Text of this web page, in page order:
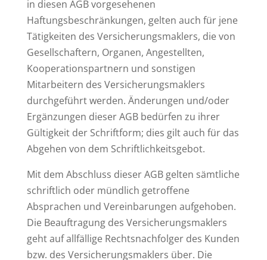
in diesen AGB vorgesehenen
Haftungsbeschränkungen, gelten auch für jene
Tätigkeiten des Versicherungsmaklers, die von
Gesellschaftern, Organen, Angestellten,
Kooperationspartnern und sonstigen
Mitarbeitern des Versicherungsmaklers
durchgeführt werden. Änderungen und/oder
Ergänzungen dieser AGB bedürfen zu ihrer
Gültigkeit der Schriftform; dies gilt auch für das
Abgehen von dem Schriftlichkeitsgebot.
Mit dem Abschluss dieser AGB gelten sämtliche
schriftlich oder mündlich getroffene
Absprachen und Vereinbarungen aufgehoben.
Die Beauftragung des Versicherungsmaklers
geht auf allfällige Rechtsnachfolger des Kunden
bzw. des Versicherungsmaklers über. Die